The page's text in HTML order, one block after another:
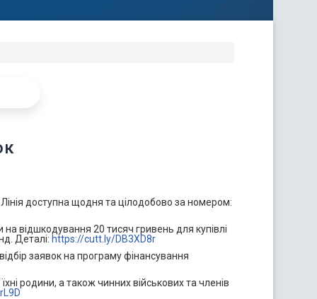
Лінія доступна щодня та цілодобово за номером:
відшкодування 20 тисяч гривень для купівлі
Деталі: https://cutt.ly/DB3XD8r
заявок на програму фінансування
родини, а також чинних військових та членів